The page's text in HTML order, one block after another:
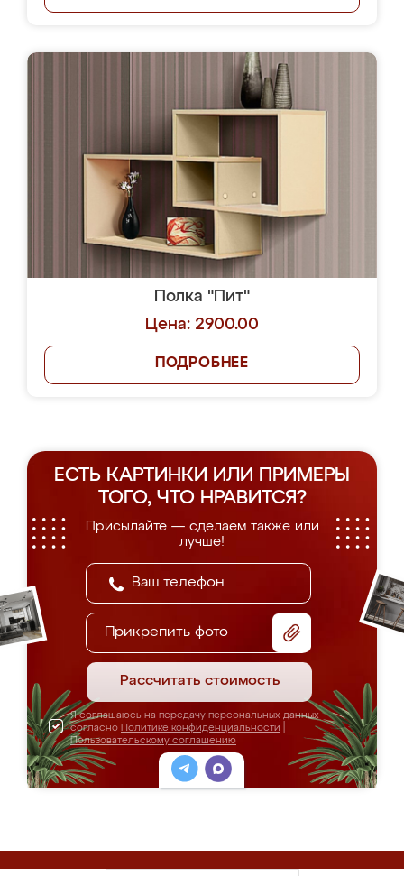
Полка "Пит"
Цена: 2900.00
ПОДРОБНЕЕ
ЕСТЬ КАРТИНКИ ИЛИ ПРИМЕРЫ
ТОГО, ЧТО НРАВИТСЯ?
Присылайте — сделаем также или
лучше!
Прикрепить фото
Рассчитать стоимость
Я соглашаюсь на передачу персональных данных
согласно Политике конфиденциальности
Пользовательскому соглашению